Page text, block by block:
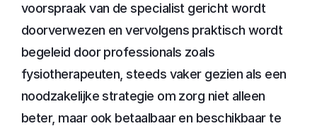
voorspraak van de specialist gericht wordt
doorverwezen en vervolgens praktisch wordt
begeleid door professionals zoals
fysiotherapeuten, steeds vaker gezien als een
noodzakelijke strategie om zorg niet alleen
beter, maar ook betaalbaar en beschikbaar te